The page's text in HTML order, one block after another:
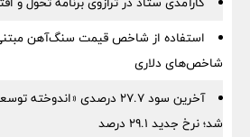
استفاده از شاخص قیمت سنگ‌آهن
شاخص‌های دلاری
آخرین سود ۲۷.۷ درصدی
شد؛ نرخ جدید ۲۹.۱ درصد